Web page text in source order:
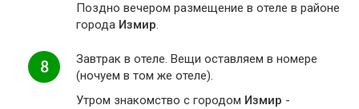
Поздно вечером размещение в отеле в районе
города Измир.
8
Завтрак в отеле. Вещи оставляем в номере
(ночуем в том же отеле).
Утром знакомство с городом Измир -